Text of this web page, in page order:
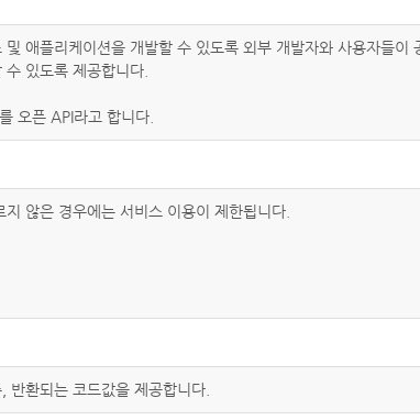
애플리케이션을 개발할 수 있도록 외부 개발자와 사용자들이
있도록 제공합니다.
오픈 API라고 합니다.
않은 경우에는 서비스 이용이 제한됩니다.
환되는 코드값을 제공합니다.